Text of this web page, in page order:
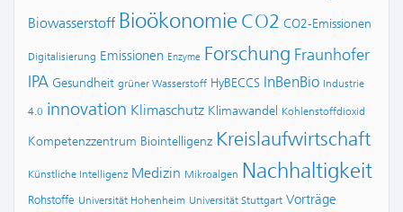
Biowasserstoff Bioökonomie CO2 CO2-Emissionen
Digitalisierung Emissionen Enzyme Forschung Fraunhofer
IPA Gesundheit grüner Wasserstoff HyBECCS InBenBio Industrie
4.0 innovation Klimaschutz Klimawandel Kohlenstoffdioxid
Kompetenzzentrum Biointelligenz Kreislaufwirtschaft
Künstliche Intelligenz Medizin Mikroalgen Nachhaltigkeit
Rohstoffe Universität Hohenheim Universität Stuttgart Vorträge